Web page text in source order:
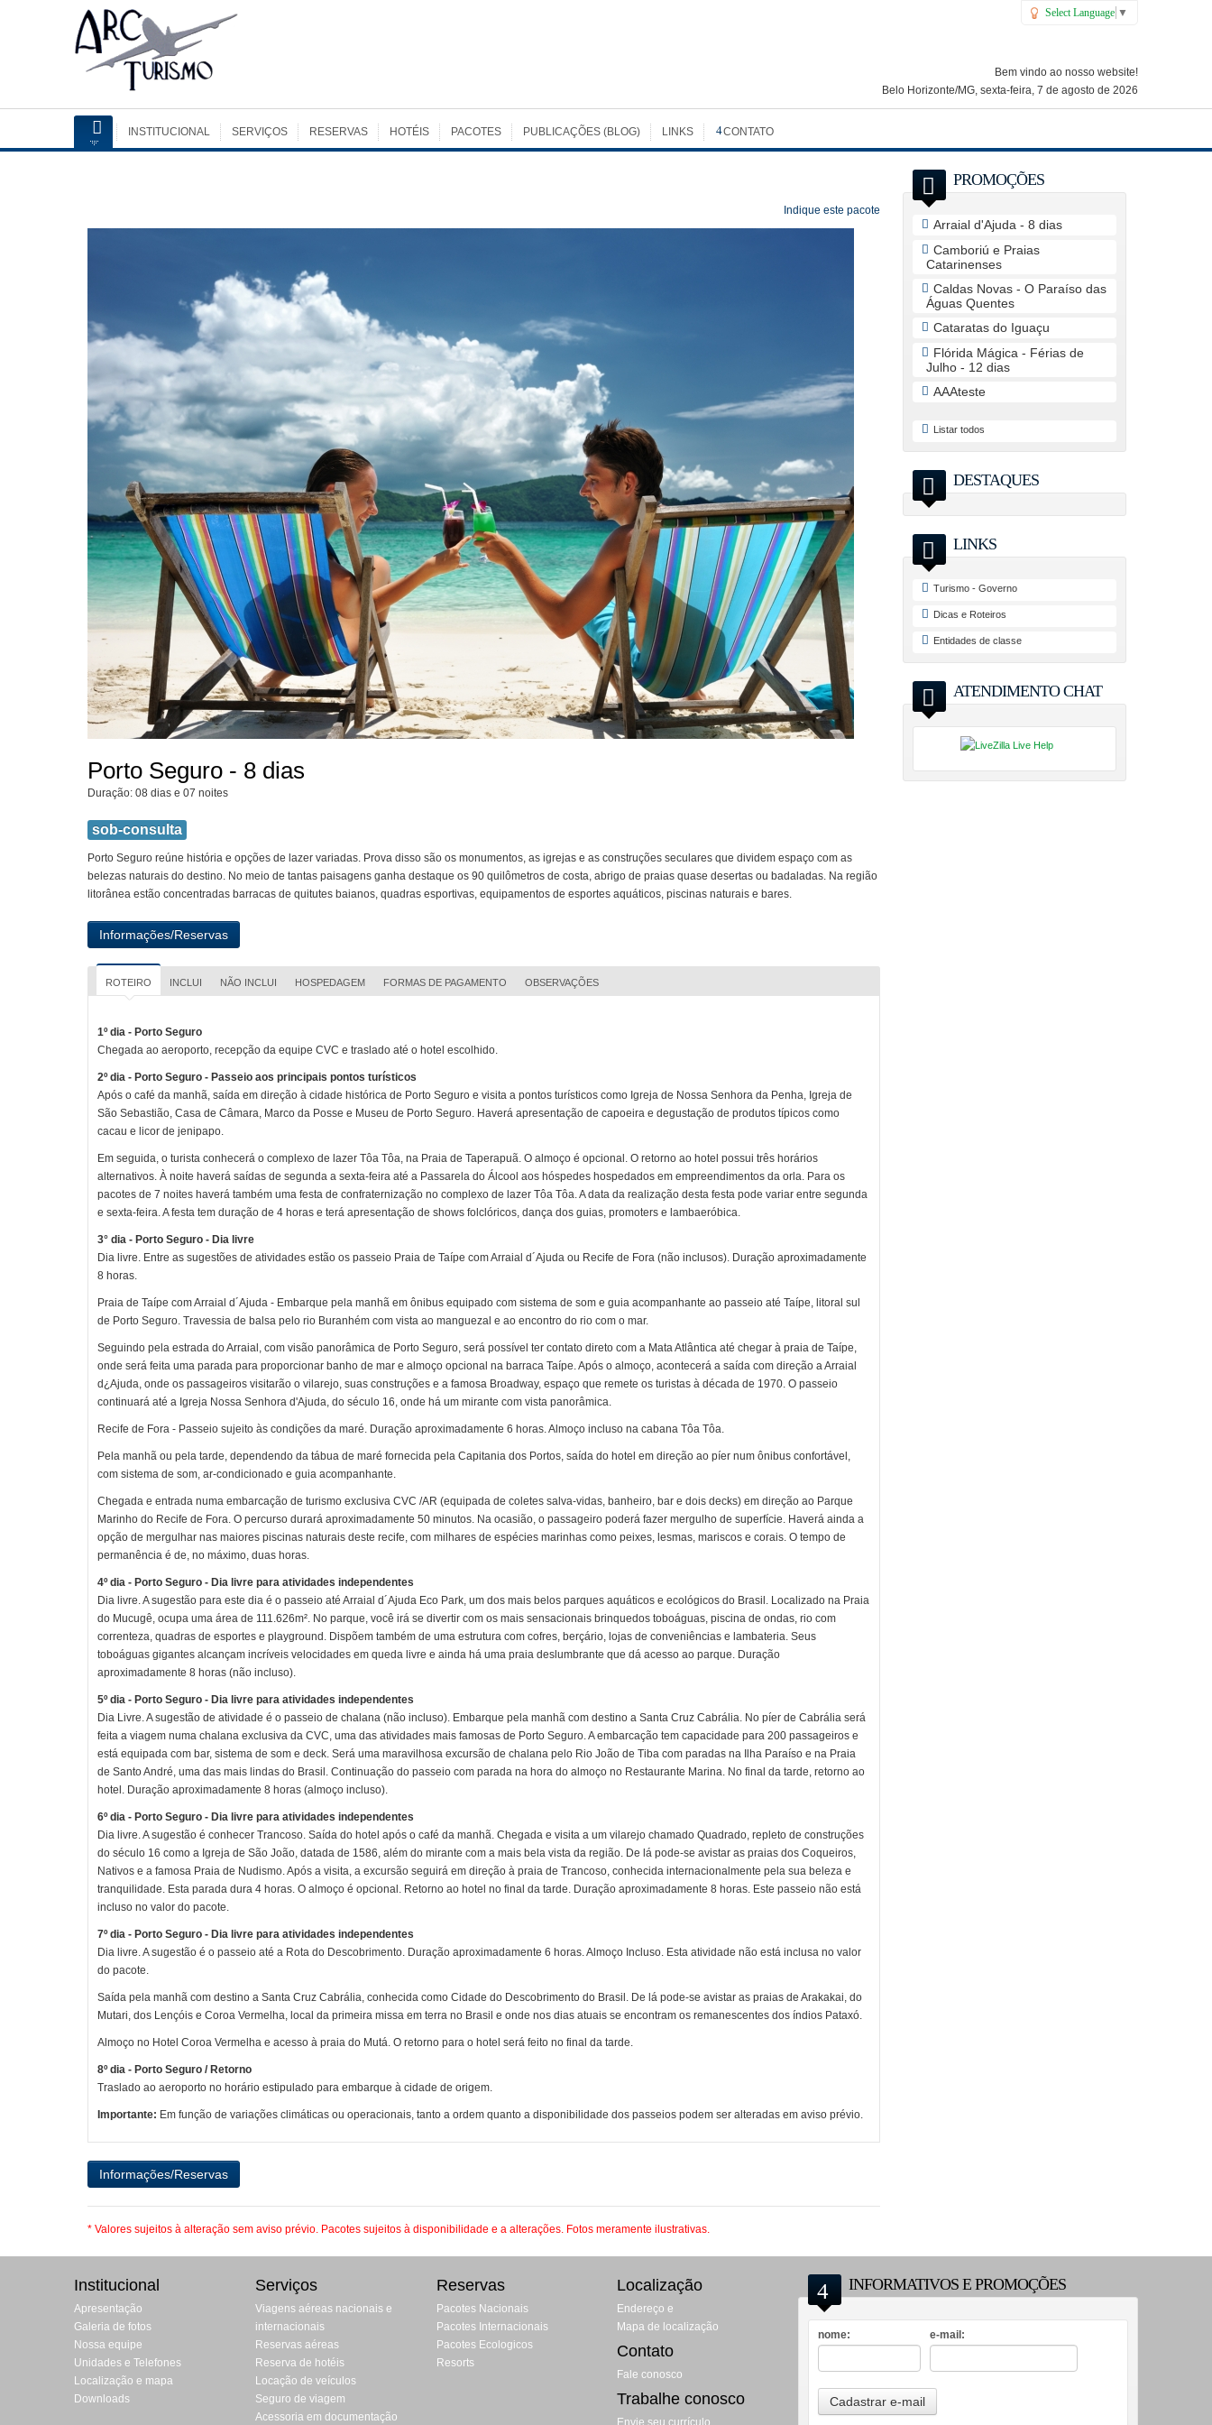
Select Language ▼
Bem vindo ao nosso website!
Belo Horizonte/MG, sexta-feira, 7 de agosto de 2026
INSTITUCIONAL SERVIÇOS RESERVAS HOTÉIS PACOTES PUBLICAÇÕES (BLOG) LINKS CONTATO
Indique este pacote
Porto Seguro - 8 dias
Duração: 08 dias e 07 noites
sob-consulta
Porto Seguro reúne história e opções de lazer variadas. Prova disso são os monumentos, as igrejas e as construções seculares que dividem espaço com as
belezas naturais do destino. No meio de tantas paisagens ganha destaque os 90 quilômetros de costa, abrigo de praias quase desertas ou badaladas. Na região
litorânea estão concentradas barracas de quitutes baianos, quadras esportivas, equipamentos de esportes aquáticos, piscinas naturais e bares.
ROTEIRO INCLUI NÃO INCLUI HOSPEDAGEM FORMAS DE PAGAMENTO OBSERVAÇÕES
1º dia - Porto Seguro
Chegada ao aeroporto, recepção da equipe CVC e traslado até o hotel escolhido.
2º dia - Porto Seguro - Passeio aos principais pontos turísticos
Após o café da manhã, saída em direção à cidade histórica de Porto Seguro e visita a pontos turísticos como Igreja de Nossa Senhora da Penha, Igreja de
São Sebastião, Casa de Câmara, Marco da Posse e Museu de Porto Seguro. Haverá apresentação de capoeira e degustação de produtos típicos como
cacau e licor de jenipapo.
Em seguida, o turista conhecerá o complexo de lazer Tôa Tôa, na Praia de Taperapuã. O almoço é opcional. O retorno ao hotel possui três horários
alternativos. À noite haverá saídas de segunda a sexta-feira até a Passarela do Álcool aos hóspedes hospedados em empreendimentos da orla. Para os
pacotes de 7 noites haverá também uma festa de confraternização no complexo de lazer Tôa Tôa. A data da realização desta festa pode variar entre segunda
e sexta-feira. A festa tem duração de 4 horas e terá apresentação de shows folclóricos, dança dos guias, promoters e lambaeróbica.
3° dia - Porto Seguro - Dia livre
Dia livre. Entre as sugestões de atividades estão os passeio Praia de Taípe com Arraial d´Ajuda ou Recife de Fora (não inclusos). Duração aproximadamente
8 horas.
Praia de Taípe com Arraial d´Ajuda - Embarque pela manhã em ônibus equipado com sistema de som e guia acompanhante ao passeio até Taípe, litoral sul
de Porto Seguro. Travessia de balsa pelo rio Buranhém com vista ao manguezal e ao encontro do rio com o mar.
Seguindo pela estrada do Arraial, com visão panorâmica de Porto Seguro, será possível ter contato direto com a Mata Atlântica até chegar à praia de Taípe,
onde será feita uma parada para proporcionar banho de mar e almoço opcional na barraca Taípe. Após o almoço, acontecerá a saída com direção a Arraial
d¿Ajuda, onde os passageiros visitarão o vilarejo, suas construções e a famosa Broadway, espaço que remete os turistas à década de 1970. O passeio
continuará até a Igreja Nossa Senhora d'Ajuda, do século 16, onde há um mirante com vista panorâmica.
Recife de Fora - Passeio sujeito às condições da maré. Duração aproximadamente 6 horas. Almoço incluso na cabana Tôa Tôa.
Pela manhã ou pela tarde, dependendo da tábua de maré fornecida pela Capitania dos Portos, saída do hotel em direção ao píer num ônibus confortável,
com sistema de som, ar-condicionado e guia acompanhante.
Chegada e entrada numa embarcação de turismo exclusiva CVC /AR (equipada de coletes salva-vidas, banheiro, bar e dois decks) em direção ao Parque
Marinho do Recife de Fora. O percurso durará aproximadamente 50 minutos. Na ocasião, o passageiro poderá fazer mergulho de superfície. Haverá ainda a
opção de mergulhar nas maiores piscinas naturais deste recife, com milhares de espécies marinhas como peixes, lesmas, mariscos e corais. O tempo de
permanência é de, no máximo, duas horas.
4º dia - Porto Seguro - Dia livre para atividades independentes
Dia livre. A sugestão para este dia é o passeio até Arraial d´Ajuda Eco Park, um dos mais belos parques aquáticos e ecológicos do Brasil. Localizado na Praia
do Mucugê, ocupa uma área de 111.626m². No parque, você irá se divertir com os mais sensacionais brinquedos toboáguas, piscina de ondas, rio com
correnteza, quadras de esportes e playground. Dispõem também de uma estrutura com cofres, berçário, lojas de conveniências e lambateria. Seus
toboáguas gigantes alcançam incríveis velocidades em queda livre e ainda há uma praia deslumbrante que dá acesso ao parque. Duração
aproximadamente 8 horas (não incluso).
5º dia - Porto Seguro - Dia livre para atividades independentes
Dia Livre. A sugestão de atividade é o passeio de chalana (não incluso). Embarque pela manhã com destino a Santa Cruz Cabrália. No píer de Cabrália será
feita a viagem numa chalana exclusiva da CVC, uma das atividades mais famosas de Porto Seguro. A embarcação tem capacidade para 200 passageiros e
está equipada com bar, sistema de som e deck. Será uma maravilhosa excursão de chalana pelo Rio João de Tiba com paradas na Ilha Paraíso e na Praia
de Santo André, uma das mais lindas do Brasil. Continuação do passeio com parada na hora do almoço no Restaurante Marina. No final da tarde, retorno ao
hotel. Duração aproximadamente 8 horas (almoço incluso).
6º dia - Porto Seguro - Dia livre para atividades independentes
Dia livre. A sugestão é conhecer Trancoso. Saída do hotel após o café da manhã. Chegada e visita a um vilarejo chamado Quadrado, repleto de construções
do século 16 como a Igreja de São João, datada de 1586, além do mirante com a mais bela vista da região. De lá pode-se avistar as praias dos Coqueiros,
Nativos e a famosa Praia de Nudismo. Após a visita, a excursão seguirá em direção à praia de Trancoso, conhecida internacionalmente pela sua beleza e
tranquilidade. Esta parada dura 4 horas. O almoço é opcional. Retorno ao hotel no final da tarde. Duração aproximadamente 8 horas. Este passeio não está
incluso no valor do pacote.
7º dia - Porto Seguro - Dia livre para atividades independentes
Dia livre. A sugestão é o passeio até a Rota do Descobrimento. Duração aproximadamente 6 horas. Almoço Incluso. Esta atividade não está inclusa no valor
do pacote.
Saída pela manhã com destino a Santa Cruz Cabrália, conhecida como Cidade do Descobrimento do Brasil. De lá pode-se avistar as praias de Arakakai, do
Mutari, dos Lençóis e Coroa Vermelha, local da primeira missa em terra no Brasil e onde nos dias atuais se encontram os remanescentes dos índios Pataxó.
Almoço no Hotel Coroa Vermelha e acesso à praia do Mutá. O retorno para o hotel será feito no final da tarde.
8º dia - Porto Seguro / Retorno
Traslado ao aeroporto no horário estipulado para embarque à cidade de origem.
Importante: Em função de variações climáticas ou operacionais, tanto a ordem quanto a disponibilidade dos passeios podem ser alteradas em aviso prévio.
* Valores sujeitos à alteração sem aviso prévio. Pacotes sujeitos à disponibilidade e a alterações. Fotos meramente ilustrativas.
PROMOÇÕES
Arraial d'Ajuda - 8 dias
Camboriú e Praias
Catarinenses
Caldas Novas - O Paraíso das
Águas Quentes
Cataratas do Iguaçu
Flórida Mágica - Férias de
Julho - 12 dias
AAAteste
Listar todos
DESTAQUES
LINKS
Turismo - Governo
Dicas e Roteiros
Entidades de classe
ATENDIMENTO CHAT
Institucional
Apresentação
Galeria de fotos
Nossa equipe
Unidades e Telefones
Localização e mapa
Downloads
Serviços
Viagens aéreas nacionais e
internacionais
Reservas aéreas
Reserva de hotéis
Locação de veículos
Seguro de viagem
Acessoria em documentação
Reservas
Pacotes Nacionais
Pacotes Internacionais
Pacotes Ecologicos
Resorts
Localização
Endereço e
Mapa de localização
Contato
Fale conosco
Trabalhe conosco
Envie seu currículo
INFORMATIVOS E PROMOÇÕES
nome: e-mail: